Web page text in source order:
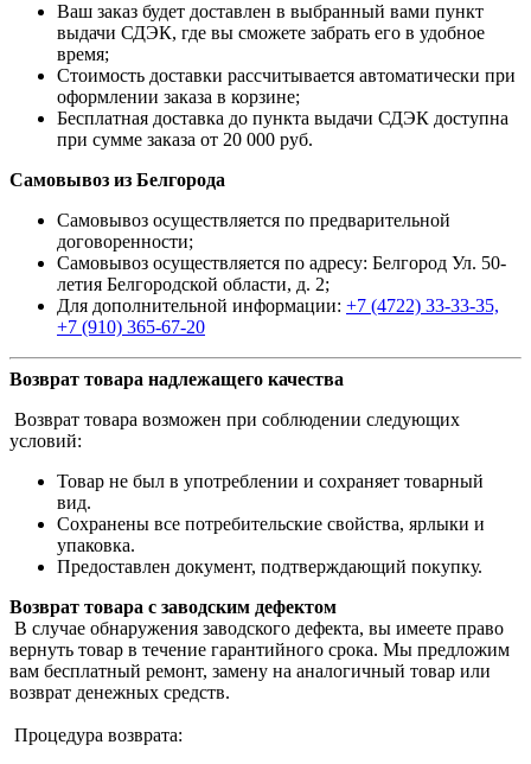
Ваш заказ будет доставлен в выбранный вами пункт
выдачи СДЭК, где вы сможете забрать его в удобное
время;
Стоимость доставки рассчитывается автоматически при
оформлении заказа в корзине;
Бесплатная доставка до пункта выдачи СДЭК доступна
при сумме заказа от 20 000 руб.
Самовывоз из Белгорода
Самовывоз осуществляется по предварительной
договоренности;
Самовывоз осуществляется по адресу: Белгород Ул. 50-
летия Белгородской области, д. 2;
Для дополнительной информации: +7 (4722) 33-33-35,
+7 (910) 365-67-20
Возврат товара надлежащего качества
Возврат товара возможен при соблюдении следующих
условий:
Товар не был в употреблении и сохраняет товарный
вид.
Сохранены все потребительские свойства, ярлыки и
упаковка.
Предоставлен документ, подтверждающий покупку.
Возврат товара с заводским дефектом
В случае обнаружения заводского дефекта, вы имеете право
вернуть товар в течение гарантийного срока. Мы предложим
вам бесплатный ремонт, замену на аналогичный товар или
возврат денежных средств.
Процедура возврата: